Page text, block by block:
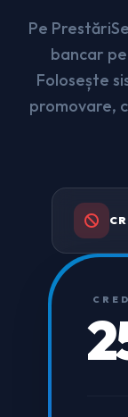
Pe
bancar
Folosește
promovare,